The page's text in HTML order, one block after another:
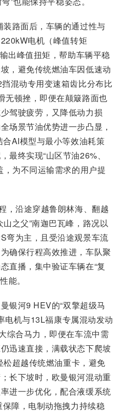
路面后，车辆的通过性与
电机（峰值转矩
出峰值扭矩，帮助车辆平稳
，避免传统燃油车因低速动
混动专用变速箱齿比分布比
无顿挫，即便在颠簸路面也
驾驶疲劳，又降低动力损
场景节油优势进一步凸显，
AI模型与最小等效油耗策
最终实现“山区节油26%、
，为不同运输需求的用户提
，沿途穿越鲁朗林海、翻越
之父”南迦巴瓦峰，路况以
弯为主，且受沿途观景车流
确保行程高效推进，车队聚
直播，集中验证车辆在“复
能。
银河9 HEV的“双擎超级马
电机与13L福康专属混动发动
综合马力，即便在车流中需
迅速直接，满载状态下爬坡
超越传统燃油重卡，避免
长下坡时，欧曼银河混动重
进一步优化，配合液缓系统
保障，电制动拖拽力持续稳